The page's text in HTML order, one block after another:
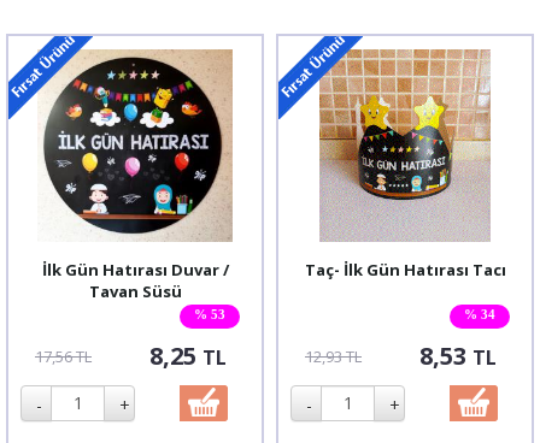
% 53
İlk Gün Hatırası Duvar /
Tavan Süsü
17,56 TL 8,25 TL
% 34
Taç- İlk Gün Hatırası Tacı
12,93 TL 8,53 TL